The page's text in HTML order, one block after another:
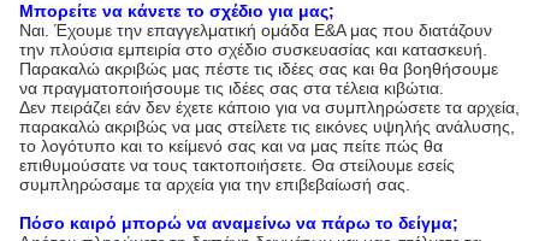
Μπορείτε να κάνετε το σχέδιο για μας;
Ναι. Έχουμε την επαγγελματική ομάδα Ε&Α μας που διατάζουν
την πλούσια εμπειρία στο σχέδιο συσκευασίας και κατασκευή.
Παρακαλώ ακριβώς μας πέστε τις ιδέες σας και θα βοηθήσουμε
να πραγματοποιήσουμε τις ιδέες σας στα τέλεια κιβώτια.
Δεν πειράζει εάν δεν έχετε κάποιο για να συμπληρώσετε τα αρχεία,
παρακαλώ ακριβώς να μας στείλετε τις εικόνες υψηλής ανάλυσης,
το λογότυπο και το κείμενό σας και να μας πείτε πώς θα
επιθυμούσατε να τους τακτοποιήσετε. Θα στείλουμε εσείς
συμπληρώσαμε τα αρχεία για την επιβεβαίωσή σας.
Πόσο καιρό μπορώ να αναμείνω να πάρω το δείγμα;